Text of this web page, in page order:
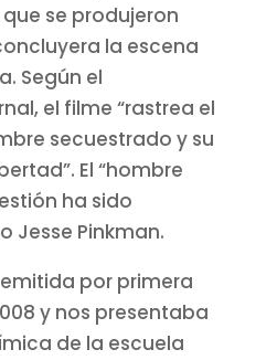
se produjeron
la escena
Según el
el filme “rastrea el
secuestrado y su
El “hombre
ha sido
Jesse Pinkman.
por primera
y nos presentaba
de la escuela